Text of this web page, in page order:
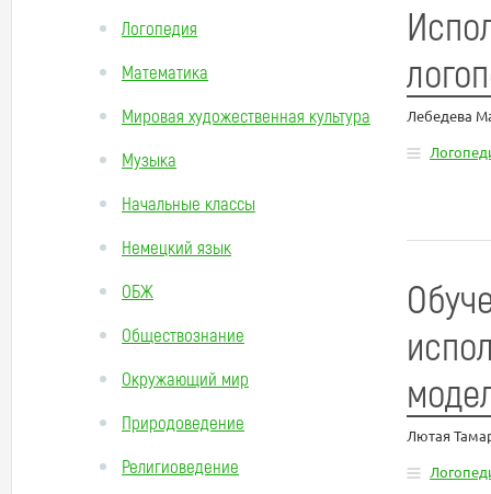
Логопедия
Математика
Мировая художественная культура
Музыка
Начальные классы
Немецкий язык
ОБЖ
Обществознание
Окружающий мир
Природоведение
Религиоведение
Лебедева
Лютая